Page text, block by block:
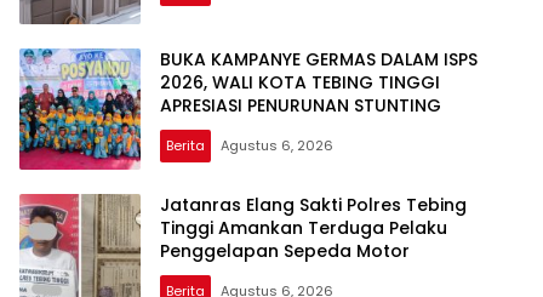
BUKA KAMPANYE GERMAS DALAM ISPS
2026, WALI KOTA TEBING TINGGI
APRESIASI PENURUNAN STUNTING
Berita Agustus 6, 2026
Jatanras Elang Sakti Polres Tebing
Tinggi Amankan Terduga Pelaku
Penggelapan Sepeda Motor
Berita Agustus 6, 2026